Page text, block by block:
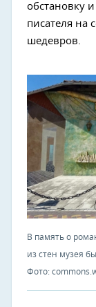
обстановку
писателя на
шедевров.
В память о
из стен музея
Фото: